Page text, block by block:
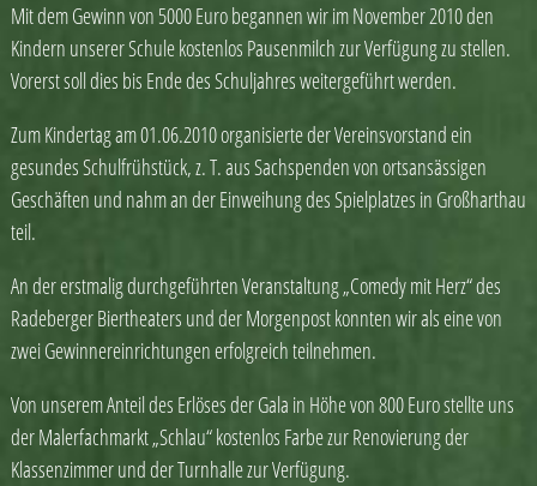
Mit dem Gewinn von 5000 Euro begannen wir im November 2010 den
Kindern unserer Schule kostenlos Pausenmilch zur Verfügung zu stellen.
Vorerst soll dies bis Ende des Schuljahres weitergeführt werden.
Zum Kindertag am 01.06.2010 organisierte der Vereinsvorstand ein
gesundes Schulfrühstück, z. T. aus Sachspenden von ortsansässigen
Geschäften und nahm an der Einweihung des Spielplatzes in Großharthau
teil.
An der erstmalig durchgeführten Veranstaltung „Comedy mit Herz“ des
Radeberger Biertheaters und der Morgenpost konnten wir als eine von
zwei Gewinnereinrichtungen erfolgreich teilnehmen.
Von unserem Anteil des Erlöses der Gala in Höhe von 800 Euro stellte uns
der Malerfachmarkt „Schlau“ kostenlos Farbe zur Renovierung der
Klassenzimmer und der Turnhalle zur Verfügung.